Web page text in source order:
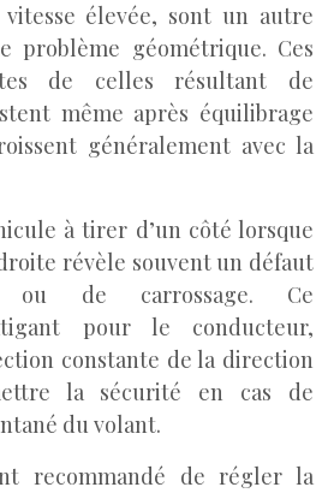
élevée, sont un autre
problème géométrique. Ces
de celles résultant de
même après équilibrage
généralement avec la
à tirer d’un côté lorsque
révèle souvent un défaut
ou de carrossage. Ce
pour le conducteur,
constante de la direction
la sécurité en cas de
du volant.
recommandé de régler la